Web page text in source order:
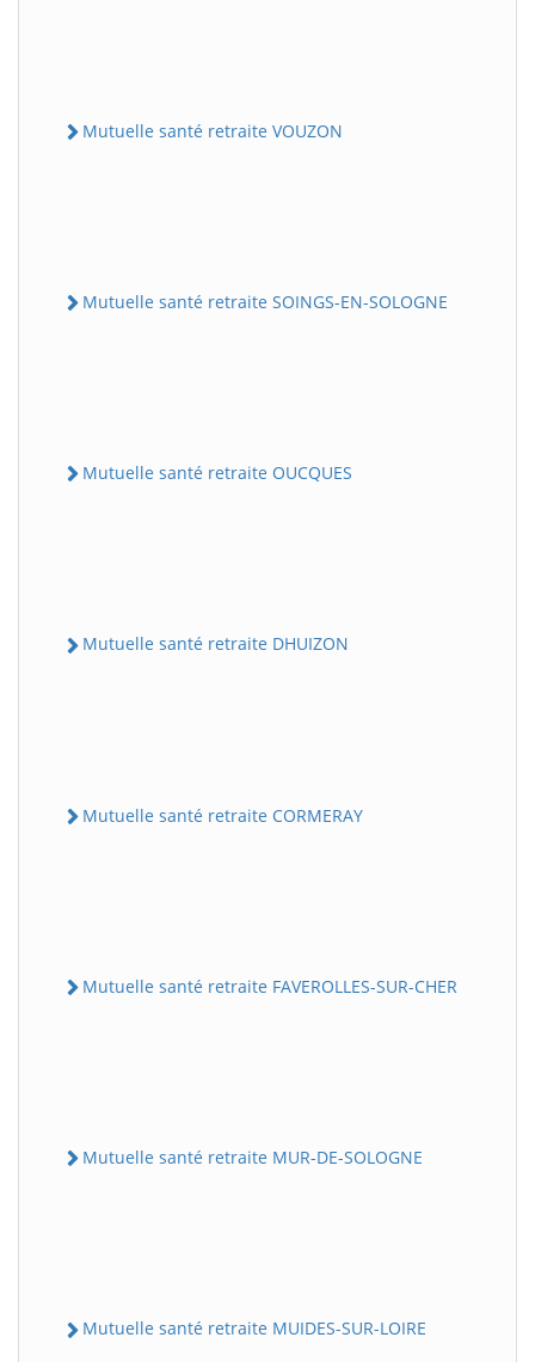
Mutuelle santé retraite VOUZON
Mutuelle santé retraite SOINGS-EN-SOLOGNE
Mutuelle santé retraite OUCQUES
Mutuelle santé retraite DHUIZON
Mutuelle santé retraite CORMERAY
Mutuelle santé retraite FAVEROLLES-SUR-CHER
Mutuelle santé retraite MUR-DE-SOLOGNE
Mutuelle santé retraite MUIDES-SUR-LOIRE